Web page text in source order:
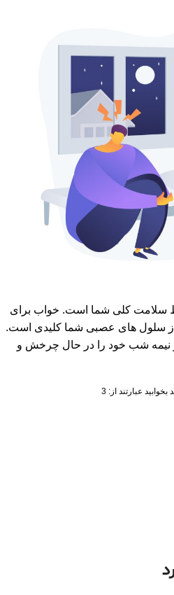
سلامت کلی شما است. خواب برای
سلول های عصبی شما کلیدی است.
نیمه شب خود را در حال چرخش و
عبارتند از: 3